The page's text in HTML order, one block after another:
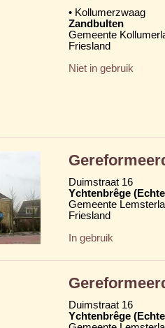
• Kollumerzwaag
Zandbulten
Gemeente
Friesland
Niet in gebruik
Duimstraat 16
Ychtenbrêge
Gemeente
Friesland
In gebruik
Duimstraat 16
Ychtenbrêge